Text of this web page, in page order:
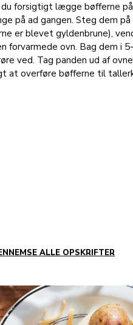
forsigtigt lægge bøfferne på
på ad gangen. Steg dem på
er blevet gyldenbrune),
forvarmede ovn. Bag dem i
ved. Tag panden ud af
at overføre bøfferne til
ALLE OPSKRIFTER